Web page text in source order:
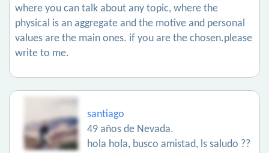
where you can talk about any topic, where the
physical is an aggregate and the motive and personal
values are the main ones. if you are the chosen.please
write to me.
santiago
49 años de Nevada.
hola hola, busco amistad, ls saludo ??